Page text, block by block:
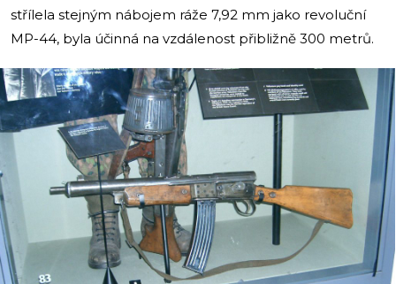
střílela stejným nábojem ráže 7,92 mm jako revoluční
MP-44, byla účinná na vzdálenost přibližně 300 metrů.